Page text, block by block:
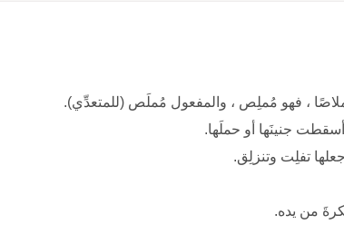
، فهو مُملِص ، والمفعول مُملَص (للمتعدِّي).
جنينَها أو حملَها.
تفلِت وتنزلِق.
من يده.